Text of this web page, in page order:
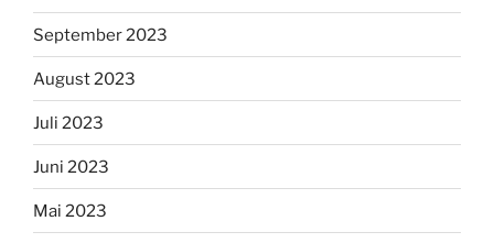
September 2023
August 2023
Juli 2023
Juni 2023
Mai 2023